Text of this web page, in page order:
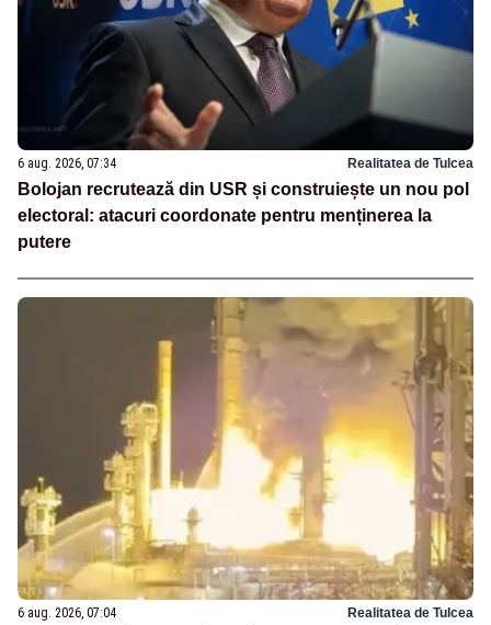
6 aug. 2026, 07:34 Realitatea de Tulcea
Bolojan recrutează din USR și construiește un nou pol
electoral: atacuri coordonate pentru menținerea la
putere
6 aug. 2026, 07:04 Realitatea de Tulcea